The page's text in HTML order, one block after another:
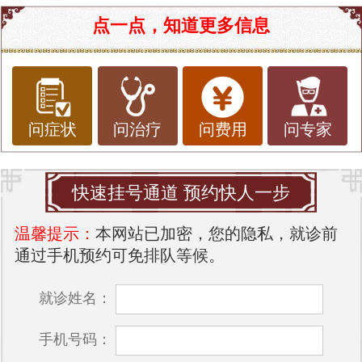
点一点，知道更多信息
问症状 问治疗 问费用 问专家
快速挂号通道 预约快人一步
温馨提示： 本网站已加密，您的隐私，就诊前
通过手机预约可免排队等候。
就诊姓名：
手机号码：